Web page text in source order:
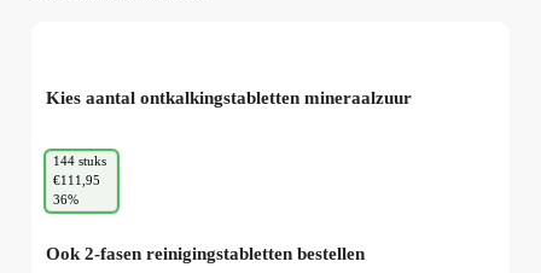
Kies aantal ontkalkingstabletten mineraalzuur
144 stuks
€111,95
36%
Ook 2-fasen reinigingstabletten bestellen